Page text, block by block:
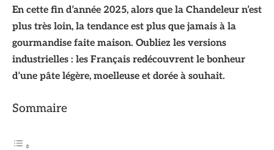
En cette fin d’année 2025, alors que la Chandeleur n’est
plus très loin, la tendance est plus que jamais à la
gourmandise faite maison. Oubliez les versions
industrielles : les Français redécouvrent le bonheur
d’une pâte légère, moelleuse et dorée à souhait.
Sommaire